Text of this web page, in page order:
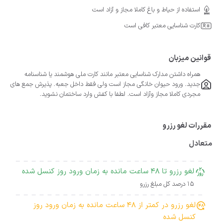
استفاده از حیاط و باغ کاملا مجاز و آزاد است
کارت شناسایی معتبر کافی است
قوانین میزبان
همراه داشتن مدارک شناسایی معتبر مانند کارت ملی هوشمند یا شناسنامه
جدید. ورود حیوان خانگی مجاز است ولی فقط داخل جعبه. پذیرش جمع های
مجردی کاملا مجاز وآزاد است. لطفا با کفش وارد ساختمان نشوید.
مقررات لغو رزرو
متعادل
لغو رزرو تا 48 ساعت مانده به زمان ورود روز کنسل شده
15 درصد کل مبلغ رزرو
لغو رزرو در کمتر از 48 ساعت مانده به زمان ورود روز
کنسل شده